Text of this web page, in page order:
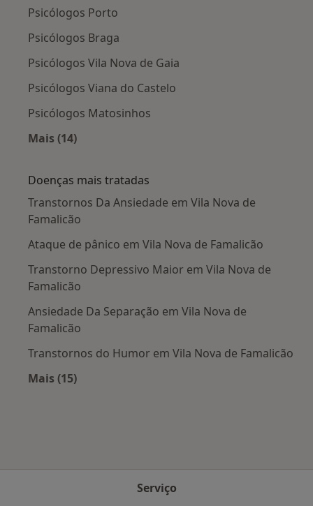
Psicólogos Porto
Psicólogos Braga
Psicólogos Vila Nova de Gaia
Psicólogos Viana do Castelo
Psicólogos Matosinhos
Mais (14)
Doenças mais tratadas
Transtornos Da Ansiedade em Vila Nova de
Famalicão
Ataque de pânico em Vila Nova de Famalicão
Transtorno Depressivo Maior em Vila Nova de
Famalicão
Ansiedade Da Separação em Vila Nova de
Famalicão
Transtornos do Humor em Vila Nova de Famalicão
Mais (15)
Serviço